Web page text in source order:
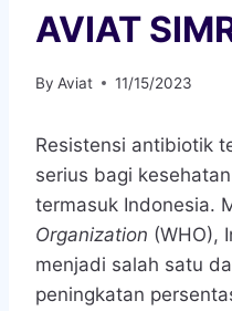
AVIAT
By Aviat 11/15/2023
Resistensi antibiotik
serius bagi
termasuk Indonesia.
Organization (WHO),
menjadi salah satu
peningkatan